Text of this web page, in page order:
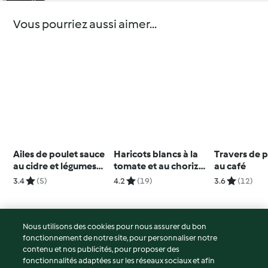
Vous pourriez aussi aimer...
Ailes de poulet sauce
au cidre et légumes
vapeur
3.4 (5)
Haricots blancs à la
tomate et au chorizo,
poisson vapeur et
4.2 (19)
Travers de
au café
3.6 (12)
© Copyright 2026
Conditions d'utilisation
Nous utilisons des cookies pour nous assurer du bon
fonctionnement de notre site, pour personnaliser notre
contenu et nos publicités, pour proposer des
fonctionnalités adaptées sur les réseaux sociaux et afin